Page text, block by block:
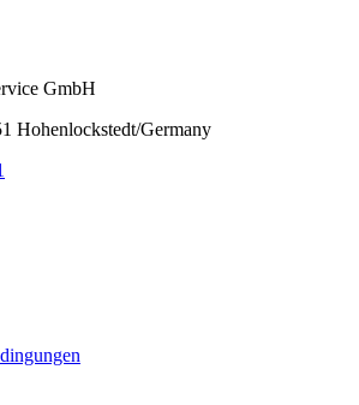
GmbH
Hohenlockstedt/Germany